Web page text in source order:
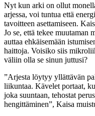
Nyt kun arki on ollut
arjessa, voi tuntua että
tavoitteen asettamiseen.
Jo se, että tekee muutaman
auttaa ehkäisemään
haittoja. Voisiko siis
väliin olla se sinun juttusi?
”Arjesta löytyy yllättävän
liikuntaa. Kävelet portaat,
joka suuntaan, tehostat
hengittäminen”, Kaisa